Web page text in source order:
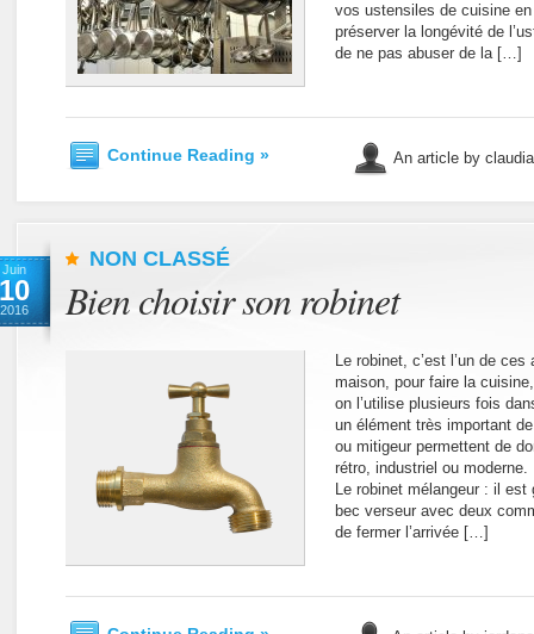
vos ustensiles de cuisine
préserver la longévité de
de ne pas abuser de la […]
Continue Reading » An article by
Juin
10
2016
NON CLASSÉ
Bien choisir son robinet
Le robinet, c’est l’un de
maison, pour faire la
on l’utilise plusieurs fois
un élément très important
ou mitigeur permettent de
rétro, industriel ou
Le robinet mélangeur : il est
bec verseur avec deux
de fermer l’arrivée […]